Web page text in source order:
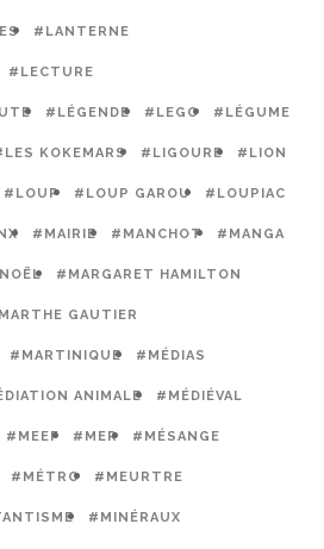
#LANTERNE
#LECTURE
#LÉGENDE #LEGO #LÉGUME
KOKEMARS #LIGOURE #LION
#LOUP #LOUP GAROU #LOUPIAC
#MAIRIE #MANCHOT #MANGA
#MARGARET HAMILTON
GAUTIER
#MARTINIQUE #MÉDIAS
ANIMALE #MÉDIÉVAL
#MEEF #MER #MÉSANGE
#MÉTRO #MEURTRE
#MINÉRAUX